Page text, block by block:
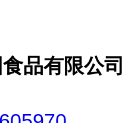
品有限公司